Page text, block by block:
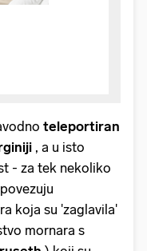
teleportiran
, a u isto
- za tek nekoliko
koja su 'zaglavila'
mornara s